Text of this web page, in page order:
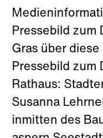
Pressebild zum
Gras über diese
Pressebild zum
Rathaus:
Susanna
inmitten des